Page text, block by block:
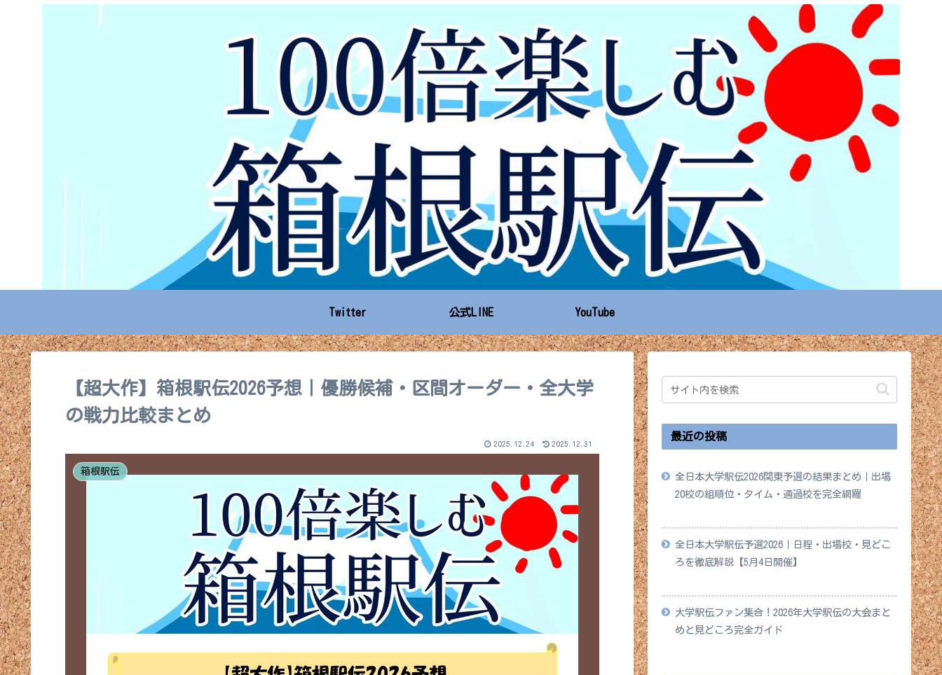
Twitter 公式LINE YouTube
【超大作】箱根駅伝2026予想｜優勝候補・区間オーダー・全大学
の戦力比較まとめ
2025.12.24 2025.12.31
箱根駅伝
最近の投稿
全日本大学駅伝2026関東予選の結果まとめ｜出場
20校の組順位・タイム・通過校を完全網羅
全日本大学駅伝予選2026｜日程・出場校・見どこ
ろを徹底解説【5月4日開催】
大学駅伝ファン集合！2026年大学駅伝の大会まと
めと見どころ完全ガイド